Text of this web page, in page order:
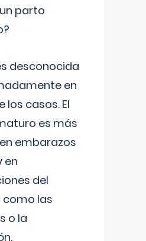
parto
desconocida
en
los casos. El
es más
embarazos
en
del
las
o la